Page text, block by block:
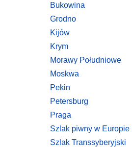
Bukowina
Grodno
Kijów
Krym
Morawy Południowe
Moskwa
Pekin
Petersburg
Praga
Szlak piwny w Europie
Szlak Transsyberyjski